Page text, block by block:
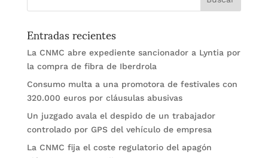
Entradas recientes
La CNMC abre expediente sancionador a Lyntia por
la compra de fibra de Iberdrola
Consumo multa a una promotora de festivales con
320.000 euros por cláusulas abusivas
Un juzgado avala el despido de un trabajador
controlado por GPS del vehículo de empresa
La CNMC fija el coste regulatorio del apagón